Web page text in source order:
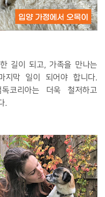
길이 되고, 가족을 만나는
지막 일이 되어야 합니다.
코리아는 더욱 철저하고
.